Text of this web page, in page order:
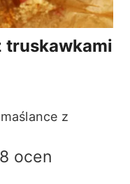
truskawkami
z
8 ocen